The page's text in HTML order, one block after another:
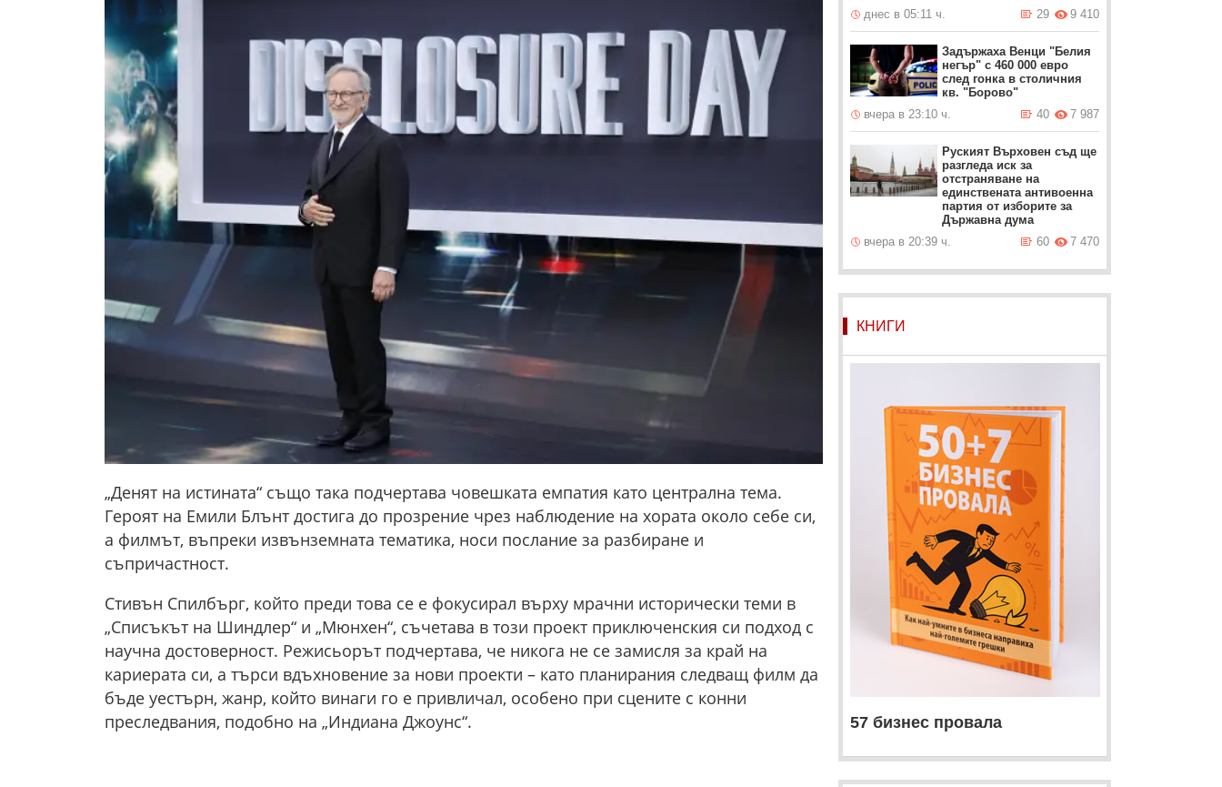
„Денят на истината“ също така подчертава човешката емпатия като централна тема.
Героят на Емили Блънт достига до прозрение чрез наблюдение на хората около себе си,
а филмът, въпреки извънземната тематика, носи послание за разбиране и
съпричастност.
Стивън Спилбърг, който преди това се е фокусирал върху мрачни исторически теми в
„Списъкът на Шиндлер“ и „Мюнхен“, съчетава в този проект приключенския си подход с
научна достоверност. Режисьорът подчертава, че никога не се замисля за край на
кариерата си, а търси вдъхновение за нови проекти – като планирания следващ филм да
бъде уестърн, жанр, който винаги го е привличал, особено при сцените с конни
преследвания, подобно на „Индиана Джоунс“.
днес в 05:11 ч.
9 410
29
Задържаха Венци "Белия
негър" с 460 000 евро
след гонка в столичния
кв. "Борово"
вчера в 23:10 ч.
7 987
40
Руският Върховен съд ще
разгледа иск за
отстраняване на
единствената антивоенна
партия от изборите за
Държавна дума
вчера в 20:39 ч.
7 470
60
КНИГИ
57 бизнес провала